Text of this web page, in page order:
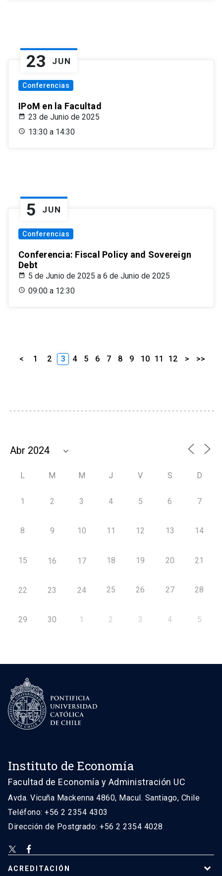
23 JUN
Conferencias
IPoM en la Facultad
23 de Junio de 2025
13:30 a 14:30
5 JUN
Conferencias
Conferencia: Fiscal Policy and Sovereign
Debt
5 de Junio de 2025 a 6 de Junio de 2025
09:00 a 12:30
< 1 2 3 4 5 6 7 8 9 10 11 12 > >>
L M M J V S D
1 2 3 4 5 6 7
8 9 10 11 12 13 14
15 16 17 18 19 20 21
22 23 24 25 26 27 28
29 30 1 2 3 4 5
Instituto de Economía
Facultad de Economía y Administración UC
Avda. Vicuña Mackenna 4860, Macul. Santiago, Chile
Teléfono: +56 2 2354 4303
Dirección de Postgrado: +56 2 2354 4028
ACREDITACIÓN